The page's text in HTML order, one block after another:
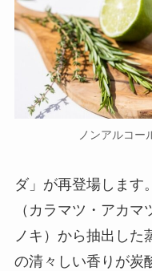
ノンアルコー
ダ」が再登場します
（カラマツ・アカ
ノキ）から抽出した
の清々しい香りが炭